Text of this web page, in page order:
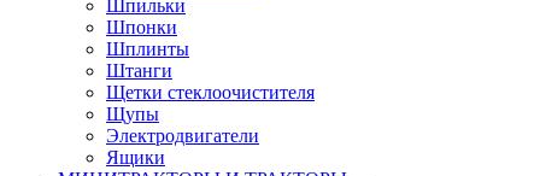
Шпильки
Шпонки
Шплинты
Штанги
Щетки стеклоочистителя
Щупы
Электродвигатели
Ящики